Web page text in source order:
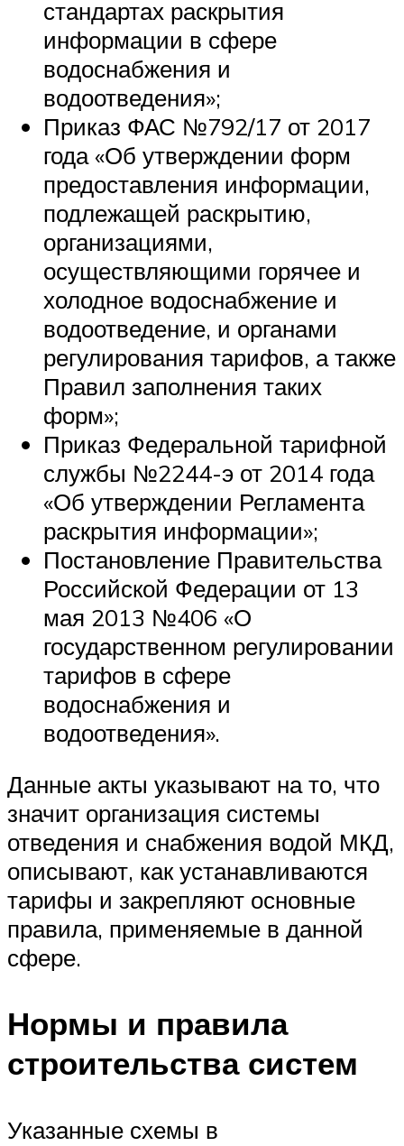
стандартах раскрытия
информации в сфере
водоснабжения и
водоотведения»;
Приказ ФАС №792/17 от 2017
года «Об утверждении форм
предоставления информации,
подлежащей раскрытию,
организациями,
осуществляющими горячее и
холодное водоснабжение и
водоотведение, и органами
регулирования тарифов, а также
Правил заполнения таких
форм»;
Приказ Федеральной тарифной
службы №2244-э от 2014 года
«Об утверждении Регламента
раскрытия информации»;
Постановление Правительства
Российской Федерации от 13
мая 2013 №406 «О
государственном регулировании
тарифов в сфере
водоснабжения и
водоотведения».
Данные акты указывают на то, что
значит организация системы
отведения и снабжения водой МКД,
описывают, как устанавливаются
тарифы и закрепляют основные
правила, применяемые в данной
сфере.
Нормы и правила
строительства систем
Указанные схемы в